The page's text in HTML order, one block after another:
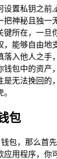
设置私钥之前,
把神秘且独一
键所在，一旦
，能够自由地
落入他人之手
钱包中的资产
是无法挽回的
包
包，那么首
应用程序，你